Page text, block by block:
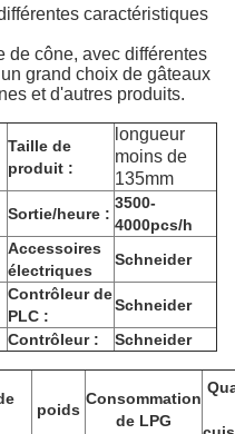
caractéristiques
de cône, avec différentes
grand choix de gâteaux
et d'autres produits.
Taille de
produit :
longueur
moins de
135mm
Sortie/heure :
3500-
4000pcs/h
Accessoires
électriques
Schneider
Contrôleur de
PLC :
Schneider
Contrôleur :
Schneider
poids
Consommation
de LPG